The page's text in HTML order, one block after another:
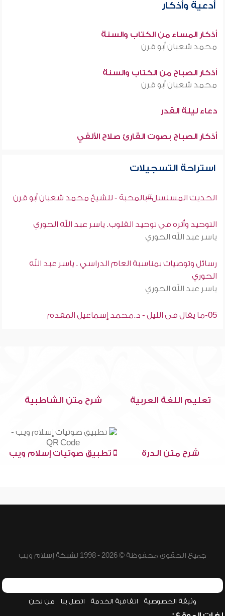
أدعية وأذكار
أذكار المساء من الكتاب والسنة
محمد شعبان أبو قرن
أذكار الصباح من الكتاب والسنة
محمد شعبان أبو قرن
دعاء ليلة القدر
أذكار الصباح بصوت القارئ صلاح الألفي
استراحة التسجيلات
الحديث المسلسل#بالمحبة - للشيخ محمد شعبان أبو قرن
التوحيد وأثره في توحيد القلوب. ياسر عبد الله الحوري
ياسر عبد الله الحوري
رسائل وتوصيات بمناسبة العام الدراسي . ياسر عبد الله
الحوري
ياسر عبد الله الحوري
05-ما يقال فى الليل - د.محمد إسماعيل المقدم
تعليم اللغة العربية شرح متن الشاطبية
شرح متن الدرة تطبيق صوتيات إسلام ويب
جميع الحقوق محفوظة © 2026 - 1998 لشبكة إسلام ويب
وثيقة الخصوصية اتفاقية الخدمة اتصل بنا من نحن